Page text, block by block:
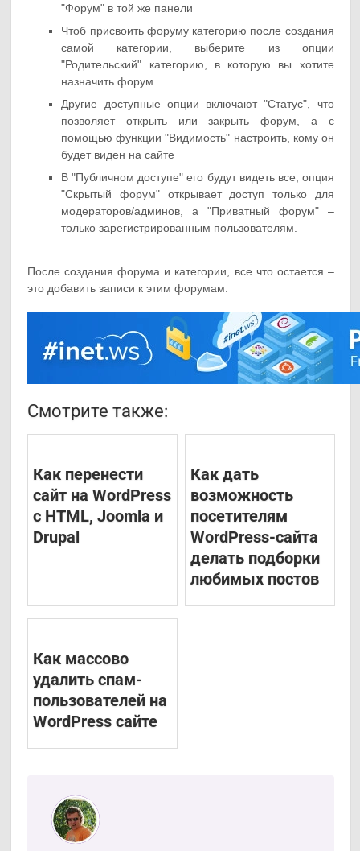
"Форум" в той же панели
Чтоб присвоить форуму категорию после создания
самой категории, выберите из опции
"Родительский" категорию, в которую вы хотите
назначить форум
Другие доступные опции включают "Статус", что
позволяет открыть или закрыть форум, а с
помощью функции "Видимость" настроить, кому он
будет виден на сайте
В "Публичном доступе" его будут видеть все, опция
"Скрытый форум" открывает доступ только для
модераторов/админов, а "Приватный форум" –
только зарегистрированным пользователям.
После создания форума и категории, все что остается –
это добавить записи к этим форумам.
Смотрите также:
Как перенести
сайт на WordPress
с HTML, Joomla и
Drupal
Как дать
возможность
посетителям
WordPress-сайта
делать подборки
любимых постов
Как массово
удалить спам-
пользователей на
WordPress сайте